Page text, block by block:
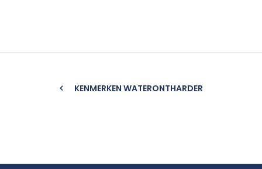
KENMERKEN WATERONTHARDER